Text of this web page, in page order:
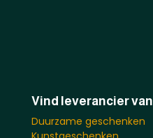
Vind leverancier van
Duurzame geschenken